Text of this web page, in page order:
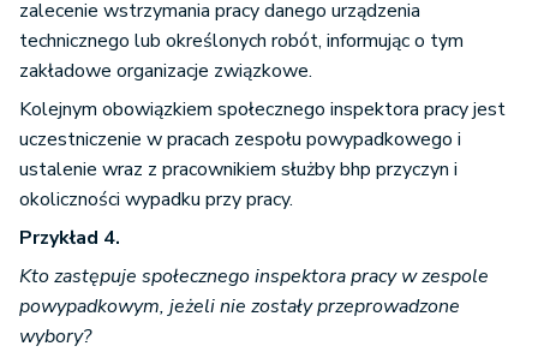
zalecenie wstrzymania pracy danego urządzenia
technicznego lub określonych robót, informując o tym
zakładowe organizacje związkowe.
Kolejnym obowiązkiem społecznego inspektora pracy jest
uczestniczenie w pracach zespołu powypadkowego i
ustalenie wraz z pracownikiem służby bhp przyczyn i
okoliczności wypadku przy pracy.
Przykład 4.
Kto zastępuje społecznego inspektora pracy w zespole
powypadkowym, jeżeli nie zostały przeprowadzone
wybory?